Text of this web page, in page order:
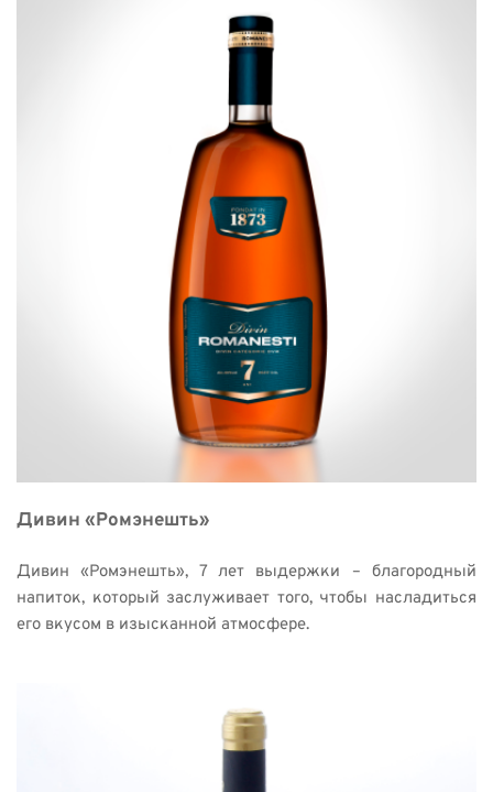
Дивин «Ромэнешть»
Дивин «Ромэнешть», 7 лет выдержки – благородный
напиток, который заслуживает того, чтобы насладиться
его вкусом в изысканной атмосфере.